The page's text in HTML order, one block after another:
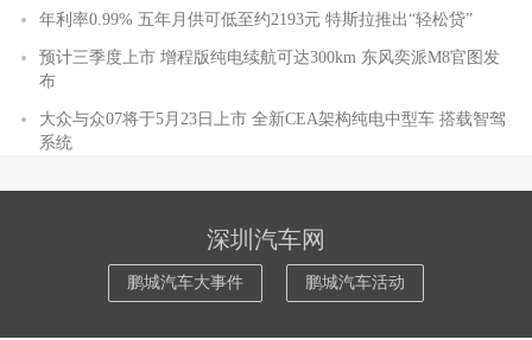
年利率0.99% 五年月供可低至约2193元 特斯拉推出“轻松贷”
预计三季度上市 增程版纯电续航可达300km 东风奕派M8官图发
布
大众与众07将于5月23日上市 全新CEA架构纯电中型车 搭载智驾
系统
深圳汽车网
鹏城汽车大事件 鹏城汽车活动